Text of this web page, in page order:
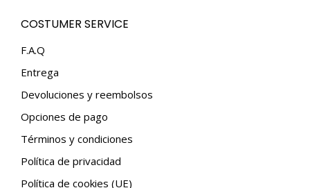
opens
in
window
opens
window
COSTUMER SERVICE
F.A.Q
Entrega
Devoluciones y reembolsos
Opciones de pago
Términos y condiciones
Política de privacidad
Política de cookies (UE)